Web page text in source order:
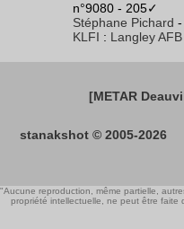
n°9080 - 205✓
Stéphane Pichard -
KLFI : Langley
[METAR
stanakshot © 2005-2026
"Aucune reproduction, même partielle,
propriété intellectuelle, ne peut être faite